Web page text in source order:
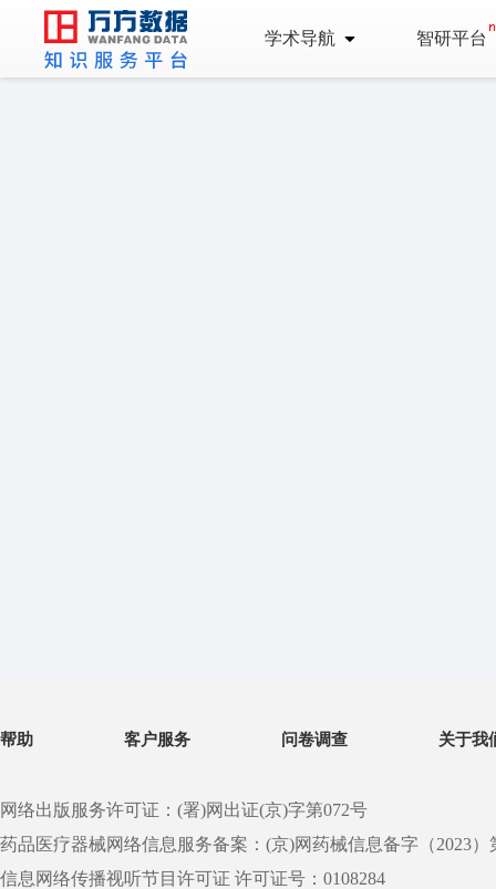
学术导航 智研平台
帮助 客户服务 问卷调查 关于我
网络出版服务许可证：(署)网出证(京)字第072号
药品医疗器械网络信息服务备案：(京)网药械信息备字（2023）
信息网络传播视听节目许可证 许可证号：0108284